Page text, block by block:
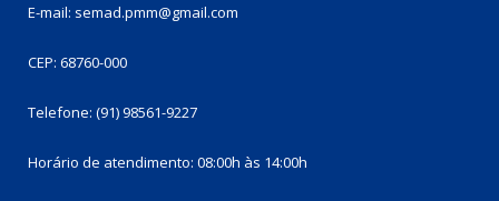
E-mail: semad.pmm@gmail.com
CEP: 68760-000
Telefone: (91) 98561-9227
Horário de atendimento: 08:00h às 14:00h